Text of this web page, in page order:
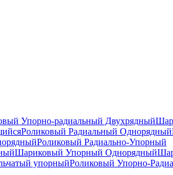
Упорно-радиальный Двухрядный
Роликовый Радиальный Однорядный
Роликовый Радиально-Упорный
Шариковый Упорный Однорядный
упорныйРоликовый Упорно-